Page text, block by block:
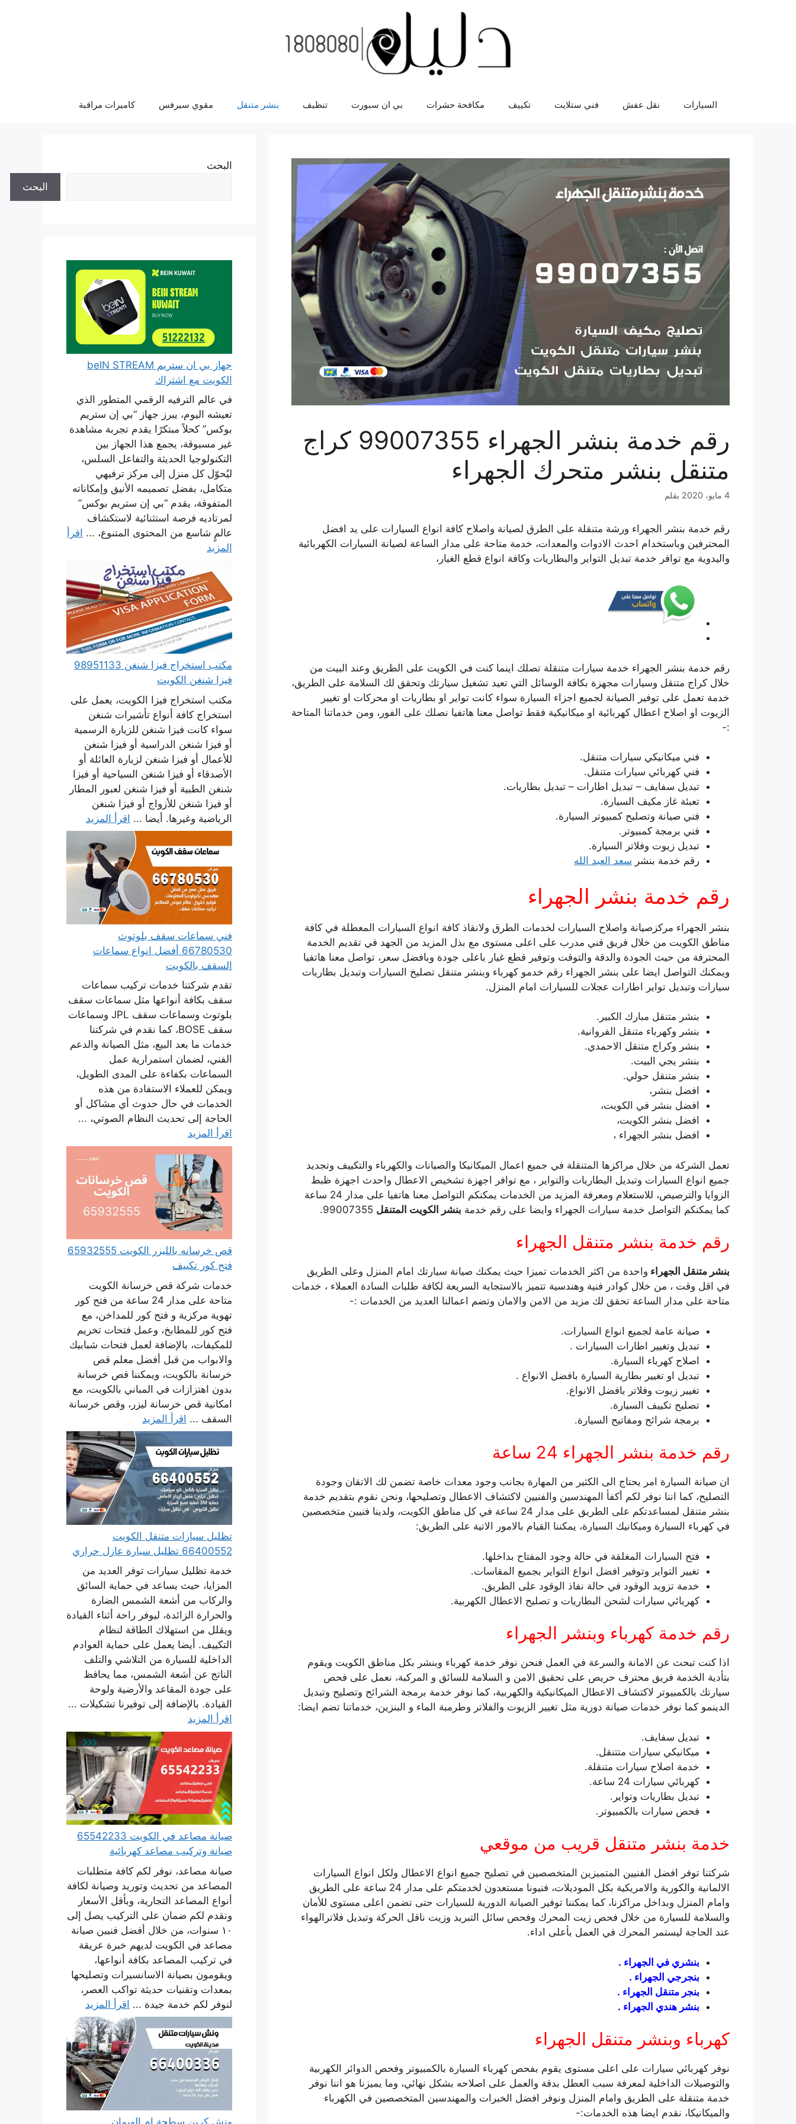
السيارات نقل عفش فني ستلايت تكييف مكافحة حشرات بي ان سبورت تنظيف بنشر متنقل مقوي سيرفس كاميرات مراقبة
رقم خدمة بنشر الجهراء 99007355 كراج
متنقل بنشر متحرك الجهراء
4 مايو، 2020 بقلم
رقم خدمة بنشر الجهراء ورشة متنقلة على الطرق لصيانة واصلاح كافة انواع السيارات على يد افضل
المحترفين وباستخدام احدث الادوات والمعدات، خدمة متاحة على مدار الساعة لصيانة السيارات الكهربائية
واليدوية مع توافر خدمة تبديل التواير والبطاريات وكافة انواع قطع الغيار،
رقم خدمة بنشر الجهراء خدمة سيارات متنقلة تصلك اينما كنت في الكويت على الطريق وعند البيت من
خلال كراج متنقل وسيارات مجهزة بكافة الوسائل التي تعيد تشغيل سيارتك وتحقق لك السلامة على الطريق،
خدمة تعمل على توفير الصيانة لجميع اجزاء السيارة سواء كانت تواير او بطاريات او محركات او تغيير
الزيوت او اصلاح اعطال كهربائية او ميكانيكية فقط تواصل معنا هاتفيا نصلك على الفور، ومن خدماتنا المتاحة
:-
فني ميكانيكي سيارات متنقل.
فني كهربائي سيارات متنقل.
تبديل سفايف – تبديل اطارات – تبديل بطاريات.
تعبئة غاز مكيف السيارة.
فني صيانة وتصليح كمبيوتر السيارة.
فني برمجة كمبيوتر.
تبديل زيوت وفلاتر السيارة.
رقم خدمة بنشر سعد العبد الله
رقم خدمة بنشر الجهراء
بنشر الجهراء مركزصيانة واصلاح السيارات لخدمات الطرق ولانقاذ كافة انواع السيارات المعطلة في كافة
مناطق الكويت من خلال فريق فني مدرب على اعلى مستوى مع بذل المزيد من الجهد في تقديم الخدمة
المحترفة من حيث الجودة والدقة والتوقت وتوفير قطع غيار باعلى جودة وبافضل سعر، تواصل معنا هاتفيا
ويمكنك التواصل ايضا على بنشر الجهراء رقم خدمو كهرباء وبنشر متنقل تصليخ السيارات وتبديل بطاريات
سيارات وتبديل تواير اطارات عجلات للسيارات امام المنزل.
بنشر متنقل مبارك الكبير.
بنشر وكهرباء متنقل الفروانية.
بنشر وكراج متنقل الاحمدي.
بنشر يجي البيت.
بنشر متنقل حولي.
افضل بنشر،
افضل بنشر في الكويت،
افضل بنشر الكويت،
افضل بنشر الجهراء ،
تعمل الشركة من خلال مراكزها المتنقلة في جميع اعمال الميكانيكا والصيانات والكهرباء والتكييف وتجديد
جميع انواع السيارات وتبديل البطاريات والتواير ، مع توافر اجهزة تشخيص الاعطال واحدث اجهزة ظبط
الزوايا والترصيص، للاستعلام ومعرفة المزيد من الخدمات يمكنكم التواصل معنا هاتفيا على مدار 24 ساعة
كما يمكنكم التواصل خدمة سيارات الجهراء وايضا على رقم خدمة بنشر الكويت المتنقل
رقم خدمة بنشر متنقل الجهراء
بنشر متنقل الجهراء واحدة من اكثر الخدمات تميزا حيث يمكنك صيانة سيارتك امام المنزل وعلى الطريق
في اقل وقت ، من خلال كوادر فنية وهندسية تتميز بالاستجابة السريعة لكافة طلبات السادة العملاء ، خدمات
متاحة على مدار الساعة تحقق لك مزيد من الامن والامان وتضم اعمالنا العديد من الخدمات :-
صيانة عامة لجميع انواع السيارات.
تبديل وتغيير اطارات السيارات .
اصلاح كهرباء السيارة.
تبديل او تغيير بطارية السيارة بافضل الانواع .
تغيير زيوت وفلاتر بافضل الانواع.
تصليح تكييف السيارة.
برمجة شرائح ومفاتيح السيارة.
رقم خدمة بنشر الجهراء 24 ساعة
ان صيانة السيارة امر يحتاج الى الكثير من المهارة بجانب وجود معدات خاصة تضمن لك الاتقان وجودة
التصليح، كما اننا نوفر لكم أكفأ المهندسين والفنيين لاكتشاف الاعطال وتصليحها، ونحن نقوم بتقديم خدمة
بنشر متنقل لمساعدتكم على الطريق على مدار 24 ساعة في كل مناطق الكويت، ولدينا فنيين متخصصين
في كهرباء السيارة وميكانيك السيارة، يمكننا القيام بالامور الاتية على الطريق:
فتح السيارات المغلقة في حالة وجود المفتاح بداخلها.
تغيير التواير وتوفير افضل انواع التواير بجميع المقاسات.
خدمة تزويد الوقود في حالة نفاذ الوقود على الطريق.
كهربائي سيارات لشحن البطاريات و تصليح الاعطال الكهربية.
رقم خدمة كهرباء وبنشر الجهراء
اذا كنت تبحث عن الامانة والسرعة في العمل فنحن نوفر خدمة كهرباء وبنشر بكل مناطق الكويت ويقوم
بتأدية الخدمة فريق محترف حريص على تحقيق الامن و السلامة للسائق و المركبة، نعمل على فحص
سيارتك بالكمبيوتر لاكتشاف الاعطال الميكانيكية والكهربية، كما نوفر خدمة برمجة الشرائح وتصليح وتبديل
الدينمو كما نوفر خدمات صيانة دورية مثل تغيير الزيوت والفلاتر وطرمبة الماء و البنزين، خدماتنا تضم ايضا:
تبديل سفايف.
ميكانيكي سيارات متتنقل.
خدمة اصلاح سيارات متنقلة.
كهربائي سيارات 24 ساعة.
تبديل بطاريات وتواير.
فحص سيارات بالكمبيوتر.
خدمة بنشر متنقل قريب من موقعي
شركتنا توفر افضل الفنيين المتميزين المتخصصين في تصليح جميع انواع الاعطال ولكل انواع السيارات
الالمانية والكورية والامريكية بكل الموديلات، فنيونا مستعدون لخدمتكم على مدار 24 ساعة على الطريق
وامام المنزل وبداخل مراكزنا، كما يمكننا توفير الصيانة الدورية للسيارات حتى تضمن اعلى مستوى للأمان
والسلامة للسيارة من خلال فحص زيت المحرك وفحص سائل التبريد وزيت ناقل الحركة وتبديل فلاترالهواء
عند الحاجة ليستمر المحرك في العمل بأعلى اداء.
بنشري في الجهراء .
بنجرجي الجهراء .
بنجر متنقل الجهراء .
بنشر هندي الجهراء .
كهرباء وبنشر متنقل الجهراء
نوفر كهربائي سيارات على اعلى مستوى يقوم بفحص كهرباء السيارة بالكمبيوتر وفحص الدوائر الكهربية
والتوصيلات الداخلية لمعرفة سبب العطل بدقة والعمل على اصلاحه بشكل نهائي، وما يميزنا هو اننا نوفر
خدمة متنقلة على الطريق وامام المنزل ونوفر افضل الخبرات والمهندسين المتخصصين في الكهرباء
والميكانيكا، نقدم ايضا هذه الخدمات:-
البحث
البحث
جهاز بي ان ستريم beIN STREAM
الكويت مع اشتراك
في عالم الترفيه الرقمي المتطور الذي
تعيشه اليوم، يبرز جهاز “بي إن ستريم
بوكس” كحلاً مبتكرًا يقدم تجربة مشاهدة
غير مسبوقة، يجمع هذا الجهاز بين
التكنولوجيا الحديثة والتفاعل السلس،
ليُحوّل كل منزل إلى مركز ترفيهي
متكامل، بفضل تصميمه الأنيق وإمكاناته
المتفوقة، يقدم “بي إن ستريم بوكس”
لمرتاديه فرصة استثنائية لاستكشاف
عالمٍ شاسع من المحتوى المتنوع، ... اقرأ
المزيد
مكتب استخراج فيزا شنغن 98951133
فيزا شنغن الكويت
مكتب استخراج فيزا الكويت، يعمل على
استخراج كافة أنواع تأشيرات شنغن
سواء كانت فيزا شنغن للزيارة الرسمية
أو فيزا شنغن الدراسية أو فيزا شنغن
للأعمال أو فيزا شنغن لزيارة العائلة أو
الأصدقاء أو فيزا شنغن السياحية أو فيزا
شنغن الطبية أو فيزا شنغن لعبور المطار
أو فيزا شنغن للأزواج أو فيزا شنغن
الرياضية وغيرها. أيضا ... اقرأ المزيد
فني سماعات سقف بلوتوث
66780530 أفضل انواع سماعات
السقف بالكويت
تقدم شركتنا خدمات تركيب سماعات
سقف بكافة أنواعها مثل سماعات سقف
بلوتوث وسماعات سقف JPL وسماعات
سقف BOSE، كما نقدم في شركتنا
خدمات ما بعد البيع، مثل الصيانة والدعم
الفني، لضمان استمرارية عمل
السماعات بكفاءة على المدى الطويل،
ويمكن للعملاء الاستفادة من هذه
الخدمات في حال حدوث أي مشاكل أو
الحاجة إلى تحديث النظام الصوتي، ...
اقرأ المزيد
قص خرسانه بالليزر الكويت 65932555
فتح كور تكييف
خدمات شركة قص خرسانة الكويت
متاحة على مدار 24 ساعة من فتح كور
تهوية مركزية و فتح كور للمداخن، مع
فتح كور للمطابخ، وعمل فتحات تخريم
للمكيفات، بالإضافة لعمل فتحات شبابيك
والابواب من قبل أفضل معلم قص
خرسانة بالكويت، ويمكننا قص خرسانة
بدون اهتزازات في المباني بالكويت، مع
امكانية قص خرسانة ليزر، وقص خرسانة
السقف ... اقرأ المزيد
تظليل سيارات متنقل الكويت
66400552 تظليل سيارة عازل حراري
خدمة تظليل سيارات توفر العديد من
المزايا، حيث يساعد في حماية السائق
والركاب من أشعة الشمس الضارة
والحرارة الزائدة، ليوفر راحة أثناء القيادة
ويقلل من استهلاك الطاقة لنظام
التكييف. أيضا يعمل على حماية العوادم
الداخلية للسيارة من التلاشي والتلف
الناتج عن أشعة الشمس، مما يحافظ
على جودة المقاعد والأرضية ولوحة
القيادة. بالإضافة إلى توفيرنا تشكيلات ...
اقرأ المزيد
صيانة مصاعد في الكويت 65542233
صيانة وتركيب مصاعد كهربائية
صيانة مصاعد، نوفر لكم كافة متطلبات
المصاعد من تحديث وتوريد وصيانة لكافة
أنواع المصاعد التجارية، وبأقل الأسعار
ونقدم لكم ضمان على التركيب يصل إلى
١٠ سنوات، من خلال أفضل فنيين صيانة
مصاعد في الكويت لديهم خبرة عريقة
في تركيب المصاعد بكافة أنواعها،
ويقومون بصيانة الاسانسيرات وتصليحها
بمعدات وتقنيات حديثة تواكب العصر،
لنوفر لكم خدمة جيدة ... اقرأ المزيد
ونش كرين سطحة ام الهيمان